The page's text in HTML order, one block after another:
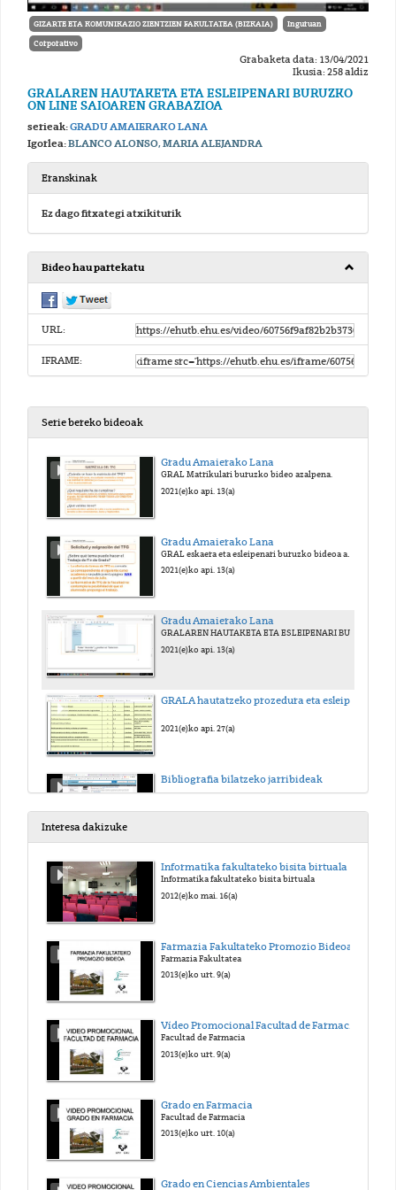
GIZARTE ETA KOMUNIKAZIO ZIENTZIEN FAKULTATEA (BIZKAIA) Inguruan
Corporativo
Grabaketa data: 13/04/2021
Ikusia: 258 aldiz
GRALAREN HAUTAKETA ETA ESLEIPENARI BURUZKO
ON LINE SAIOAREN GRABAZIOA
serieak:GRADU AMAIERAKO LANA
Igorlea:BLANCO ALONSO, MARIA ALEJANDRA
Eranskinak
Ez dago fitxategi atxikiturik
Bideo hau partekatu
URL:
IFRAME:
Serie bereko bideoak
Gradu Amaierako Lana
GRAL Matrikulari buruzko bideo azalpena.
2021(e)ko api. 13(a)
Gradu Amaierako Lana
GRAL eskaera eta esleipenari buruzko bideoa azalpena.
2021(e)ko api. 13(a)
Gradu Amaierako Lana
2021(e)ko api. 13(a)
2021(e)ko api. 27(a)
Bibliografia bilatzeko jarribideak
Interesa dakizuke
Informatika fakultateko bisita birtuala
Informatika fakultateko bisita birtuala
2012(e)ko mai. 16(a)
Farmazia Fakultateko Promozio Bideoa
Farmazia Fakultatea
2013(e)ko urt. 9(a)
Vídeo Promocional Facultad de Farmacia
Facultad de Farmacia
2013(e)ko urt. 9(a)
Grado en Farmacia
Facultad de Farmacia
2013(e)ko urt. 10(a)
Grado en Ciencias Ambientales